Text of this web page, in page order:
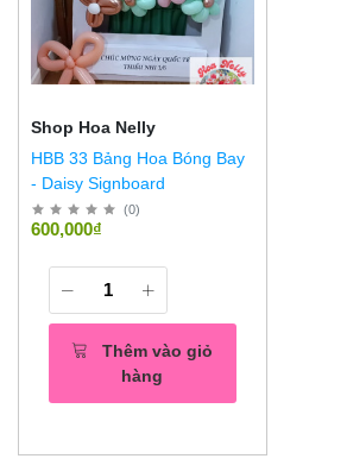
Shop Hoa Nelly
HBB 33 Bảng Hoa Bóng Bay
- Daisy Signboard
(0)
600,000₫
Thêm vào giỏ
hàng